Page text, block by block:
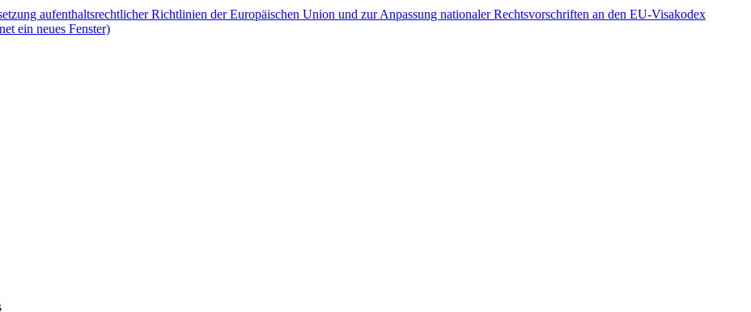
aufenthaltsrechtlicher Richtlinien der Europäischen Union und zur Anpassung nationaler Rechtsvorschriften an den EU-Visakodex
ein neues Fenster)